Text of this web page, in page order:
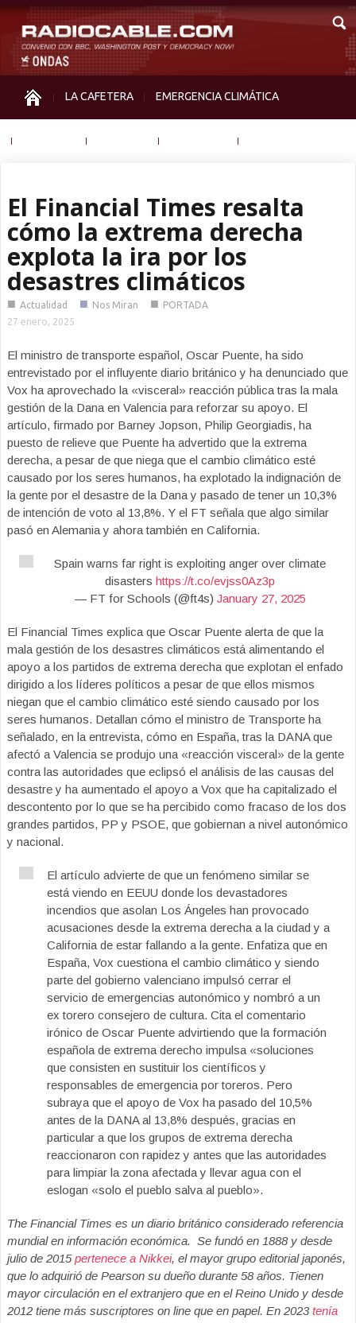
LA CAFETERA EMERGENCIA CLIMÁTICA
El Financial Times resalta
cómo la extrema derecha
explota la ira por los
desastres climáticos
■ Actualidad ■ Nos Miran ■ PORTADA
27 enero, 2025
El ministro de transporte español, Oscar Puente, ha sido
entrevistado por el influyente diario británico y ha denunciado que
Vox ha aprovechado la «visceral» reacción pública tras la mala
gestión de la Dana en Valencia para reforzar su apoyo. El
artículo, firmado por Barney Jopson, Philip Georgiadis, ha
puesto de relieve que Puente ha advertido que la extrema
derecha, a pesar de que niega que el cambio climático esté
causado por los seres humanos, ha explotado la indignación de
la gente por el desastre de la Dana y pasado de tener un 10,3%
de intención de voto al 13,8%. Y el FT señala que algo similar
pasó en Alemania y ahora también en California.
Spain warns far right is exploiting anger over climate
disasters https://t.co/evjss0Az3p
— FT for Schools (@ft4s) January 27, 2025
El Financial Times explica que Oscar Puente alerta de que la
mala gestión de los desastres climáticos está alimentando el
apoyo a los partidos de extrema derecha que explotan el enfado
dirigido a los líderes políticos a pesar de que ellos mismos
niegan que el cambio climático esté siendo causado por los
seres humanos. Detallan cómo el ministro de Transporte ha
señalado, en la entrevista, cómo en España, tras la DANA que
afectó a Valencia se produjo una «reacción visceral» de la gente
contra las autoridades que eclipsó el análisis de las causas del
desastre y ha aumentado el apoyo a Vox que ha capitalizado el
descontento por lo que se ha percibido como fracaso de los dos
grandes partidos, PP y PSOE, que gobiernan a nivel autonómico
y nacional.
El artículo advierte de que un fenómeno similar se
está viendo en EEUU donde los devastadores
incendios que asolan Los Ángeles han provocado
acusaciones desde la extrema derecha a la ciudad y a
California de estar fallando a la gente. Enfatiza que en
España, Vox cuestiona el cambio climático y siendo
parte del gobierno valenciano impulsó cerrar el
servicio de emergencias autonómico y nombró a un
ex torero consejero de cultura. Cita el comentario
irónico de Oscar Puente advirtiendo que la formación
española de extrema derecho impulsa «soluciones
que consisten en sustituir los científicos y
responsables de emergencia por toreros. Pero
subraya que el apoyo de Vox ha pasado del 10,5%
antes de la DANA al 13,8% después, gracias en
particular a que los grupos de extrema derecha
reaccionaron con rapidez y antes que las autoridades
para limpiar la zona afectada y llevar agua con el
eslogan «solo el pueblo salva al pueblo».
The Financial Times es un diario británico considerado referencia
mundial en información económica. Se fundó en 1888 y desde
julio de 2015pertenece a Nikkei, el mayor grupo editorial japonés,
que lo adquirió de Pearson su dueño durante 58 años. Tienen
mayor circulación en el extranjero que en el Reino Unido y desde
2012 tiene más suscriptores on line que en papel. En 2023tenía